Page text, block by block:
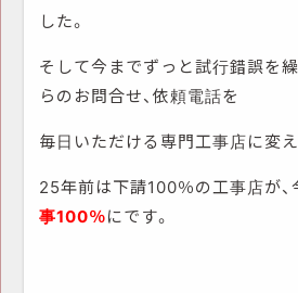
した。
そして今までずっと試行錯誤を
らのお問合せ、依頼電話を
毎日いただける専門工事店に変え
25年前は下請100％の工事店が、
事100％にです。